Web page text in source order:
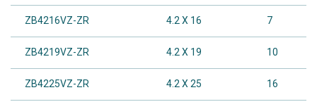
ZB4216VZ-ZR 4.2 X 16 7
ZB4219VZ-ZR 4.2 X 19 10
ZB4225VZ-ZR 4.2 X 25 16